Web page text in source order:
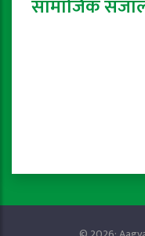
सामाजिक